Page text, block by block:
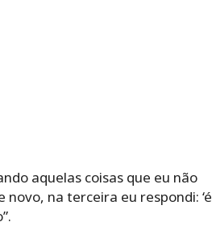
aquelas coisas que eu não
na terceira eu respondi: ‘é